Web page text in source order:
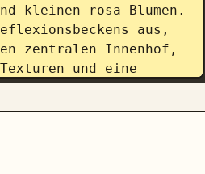
kleinen rosa Blumen.
aus,
zentralen Innenhof,
und eine
ist.